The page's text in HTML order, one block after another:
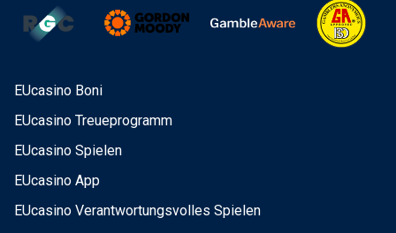
EUcasino Boni
EUcasino Treueprogramm
EUcasino Spielen
EUcasino App
EUcasino Verantwortungsvolles Spielen